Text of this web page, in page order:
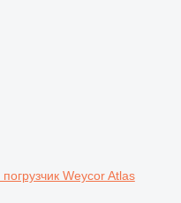
Weycor Atlas